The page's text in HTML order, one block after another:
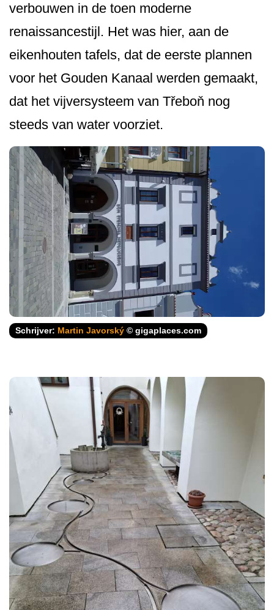
verbouwen in de toen moderne
renaissancestijl. Het was hier, aan de
eikenhouten tafels, dat de eerste plannen
voor het Gouden Kanaal werden gemaakt,
dat het vijversysteem van Třeboň nog
steeds van water voorziet.
Schrijver: Martin Javorský © gigaplaces.com